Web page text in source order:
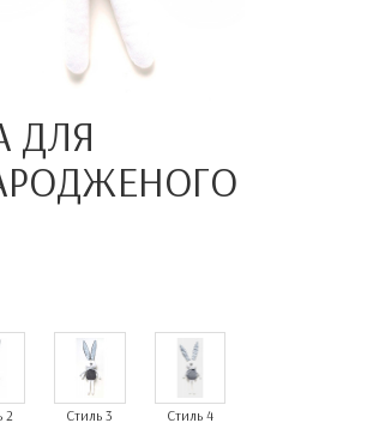
ДЛЯ
2 Стиль 3 Стиль 4